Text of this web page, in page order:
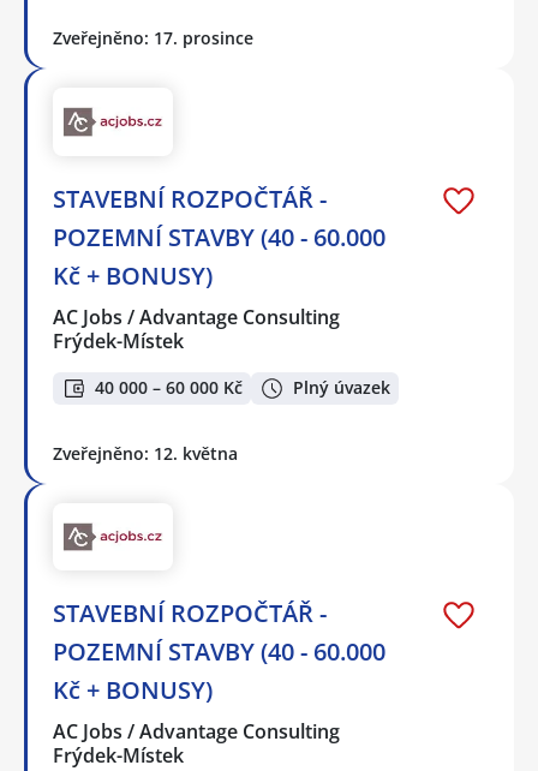
Zveřejněno: 17. prosince
STAVEBNÍ ROZPOČTÁŘ -
POZEMNÍ STAVBY (40 - 60.000
Kč + BONUSY)
AC Jobs / Advantage Consulting
Frýdek-Místek
40 000 – 60 000 Kč Plný úvazek
Zveřejněno: 12. května
STAVEBNÍ ROZPOČTÁŘ -
POZEMNÍ STAVBY (40 - 60.000
Kč + BONUSY)
AC Jobs / Advantage Consulting
Frýdek-Místek